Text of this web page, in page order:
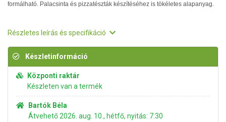
formálható. Palacsinta és pizzatészták készítéséhez is tökéletes alapanyag.
Részletes leírás és specifikáció
Készletinformáció
Központi raktár
Készleten van a termék
Bartók Béla
Átvehető 2026. aug. 10., hétfő, nyitás: 7:30